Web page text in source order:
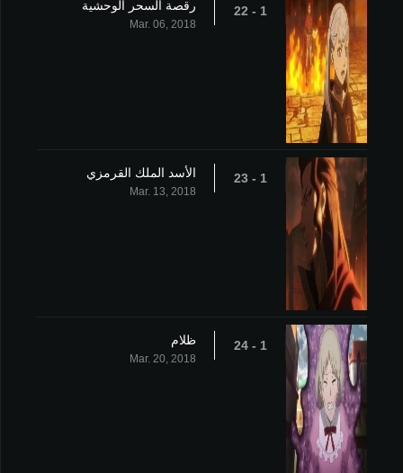
1 - 22 رقصة السحر الوحشية
Mar. 06, 2018
1 - 23 الأسد الملك القرمزي
Mar. 13, 2018
1 - 24 ظلام
Mar. 20, 2018